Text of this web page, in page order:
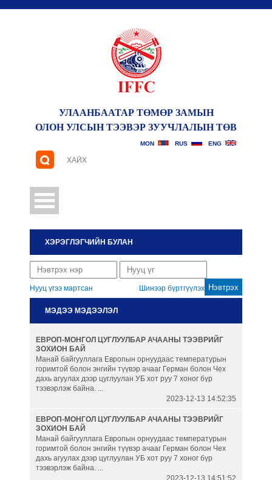
УЛААНБААТАР ТӨМӨР ЗАМЫН
ОЛОН УЛСЫН ТЭЭВЭР ЗУУЧЛАЛЫН ТӨВ
MON RUS ENG
Гаалийн бүрдүүлэлт
албан татвар
Танилцуулга
ХЭРЭГЛЭГЧИЙН БУЛАН
Нууц үгээ мартсан Шинээр бүртгүүлэх
МЭДЭЭ МЭДЭЭЛЭЛ
ЕВРОП-МОНГОЛ ЦУГЛУУЛБАР АЧААНЫ ТЭЭВРИЙГ
ЗОХИОН БАЙ
Манай байгууллага Европын орнуудаас температурын
горимтой болон энгийн түүвэр ачааг Герман болон Чех
дахь агуулах дээр цуглуулан УБ хот руу 7 хоног бүр
тээвэрлэж байна. ...
2023-12-13 14:52:35
ЕВРОП-МОНГОЛ ЦУГЛУУЛБАР АЧААНЫ ТЭЭВРИЙГ
ЗОХИОН БАЙ
Манай байгууллага Европын орнуудаас температурын
горимтой болон энгийн түүвэр ачааг Герман болон Чех
дахь агуулах дээр цуглуулан УБ хот руу 7 хоног бүр
тээвэрлэж байна. ...